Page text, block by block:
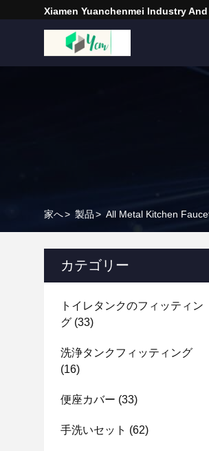
Xiamen Yuanchenmei Industry
家へ> 製品> All Metal Kitchen
カテゴリー
トイレタンクのフィッティン
グ (33)
洗浄タンクフィッティング
(16)
便座カバー (33)
手洗いセット (62)